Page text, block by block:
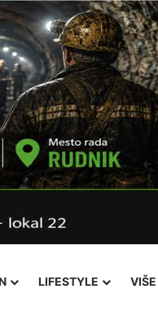
LIFESTYLE VIŠE